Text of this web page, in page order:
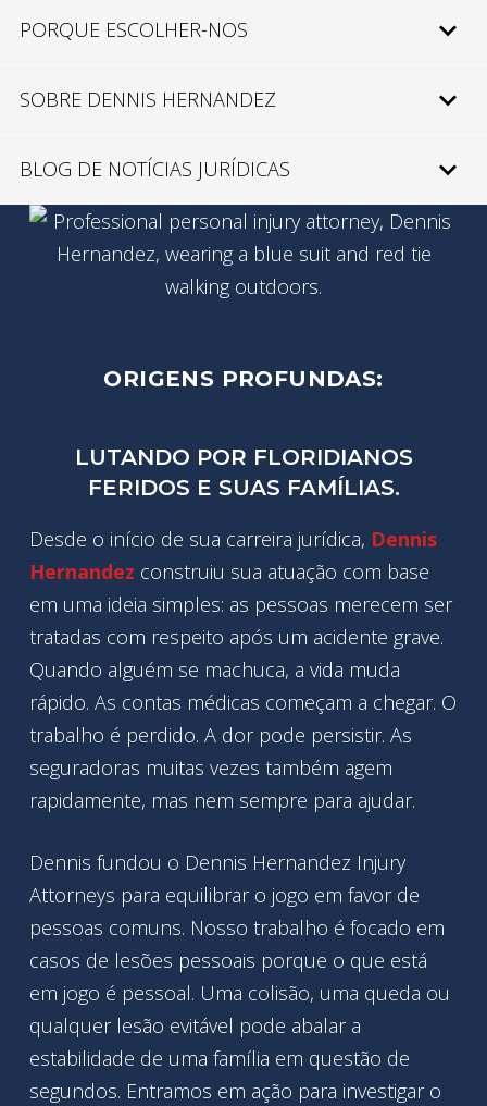
PORQUE ESCOLHER-NOS
SOBRE DENNIS HERNANDEZ
BLOG DE NOTÍCIAS JURÍDICAS
ORIGENS PROFUNDAS:
LUTANDO POR FLORIDIANOS
FERIDOS E SUAS FAMÍLIAS.
Desde o início de sua carreira jurídica, Dennis
Hernandez construiu sua atuação com base
em uma ideia simples: as pessoas merecem ser
tratadas com respeito após um acidente grave.
Quando alguém se machuca, a vida muda
rápido. As contas médicas começam a chegar. O
trabalho é perdido. A dor pode persistir. As
seguradoras muitas vezes também agem
rapidamente, mas nem sempre para ajudar.
Dennis fundou o Dennis Hernandez Injury
Attorneys para equilibrar o jogo em favor de
pessoas comuns. Nosso trabalho é focado em
casos de lesões pessoais porque o que está
em jogo é pessoal. Uma colisão, uma queda ou
qualquer lesão evitável pode abalar a
estabilidade de uma família em questão de
segundos. Entramos em ação para investigar o